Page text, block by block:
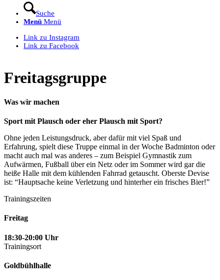
Suche
Menü Menü
Link zu Instagram
Link zu Facebook
Freitagsgruppe
Was wir machen
Sport mit Plausch oder eher Plausch mit Sport?
Ohne jeden Leistungsdruck, aber dafür mit viel Spaß und
Erfahrung, spielt diese Truppe einmal in der Woche Badminton oder
macht auch mal was anderes – zum Beispiel Gymnastik zum
Aufwärmen, Fußball über ein Netz oder im Sommer wird gar die
heiße Halle mit dem kühlenden Fahrrad getauscht. Oberste Devise
ist: “Hauptsache keine Verletzung und hinterher ein frisches Bier!”
Trainingszeiten
Freitag
18:30-20:00 Uhr
Trainingsort
Goldbühlhalle